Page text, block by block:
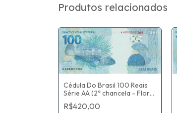
Produtos relacionados
Cédula Do Brasil 100 Reais
Série AA (2ª chancela - Flor
De Estampa) Guido Mantega
/ Henrique de Campos
R$420,00